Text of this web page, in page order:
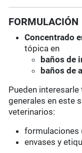
FORMULACIÓN
Concentrado
tópica en
baños de
baños de
Pueden
generales en este
veterinarios:
formulaciones
envases y